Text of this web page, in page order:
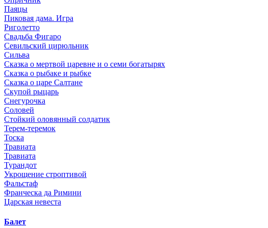
Паяцы
Пиковая дама. Игра
Риголетто
Свадьба Фигаро
Севильский цирюльник
Сильва
Сказка о мертвой царевне и о семи богатырях
Сказка о рыбаке и рыбке
Сказка о царе Салтане
Скупой рыцарь
Снегурочка
Соловей
Стойкий оловянный солдатик
Терем-теремок
Тоска
Травиата
Травиата
Турандот
Укрощение строптивой
Фальстаф
Франческа да Римини
Царская невеста
Балет